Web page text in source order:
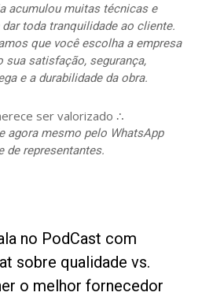
acumulou muitas técnicas e
toda tranquilidade ao cliente.
que você escolha a empresa
sua satisfação, segurança,
e a durabilidade da obra.
ser valorizado ∴
agora mesmo pelo WhatsApp
de representantes.
no PodCast com
sobre qualidade vs.
o melhor fornecedor